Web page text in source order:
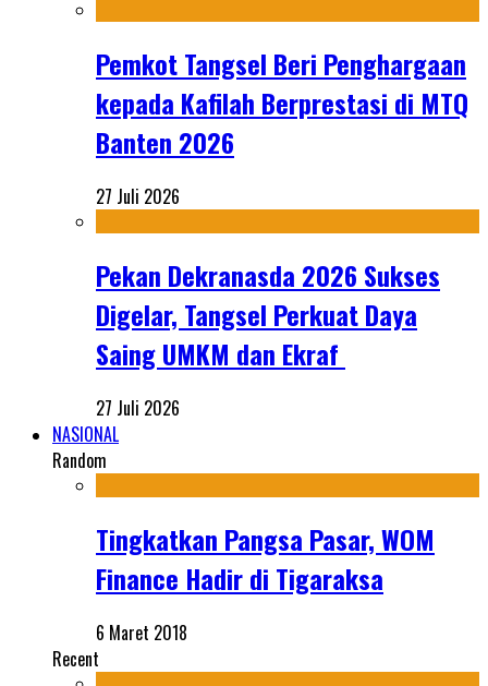
Pemkot Tangsel Beri Penghargaan
kepada Kafilah Berprestasi di MTQ
Banten 2026
27 Juli 2026
Pekan Dekranasda 2026 Sukses
Digelar, Tangsel Perkuat Daya
Saing UMKM dan Ekraf
27 Juli 2026
NASIONAL
Random
Tingkatkan Pangsa Pasar, WOM
Finance Hadir di Tigaraksa
6 Maret 2018
Recent